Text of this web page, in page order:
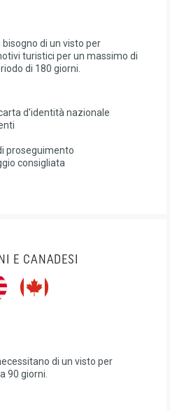
bisogno di un visto per
turistici per un massimo di
di 180 giorni.
d'identità nazionale
proseguimento
consigliata
E CANADESI
di un visto per
90 giorni.